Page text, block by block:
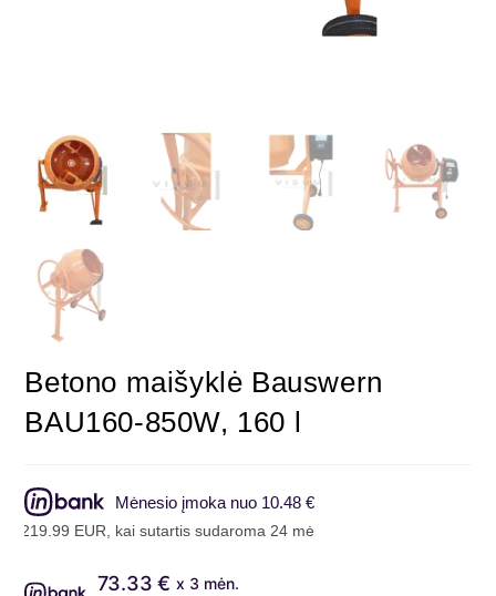
Betono maišyklė Bauswern
BAU160-850W, 160 l
Mėnesio įmoka nuo 10.48 €
EUR, kai sutartis sudaroma 24 mėn. terminui, metinė palūkanų
73.33 € x 3 mėn.